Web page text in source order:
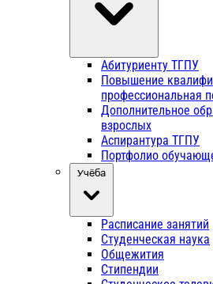
Абитуриенту ТГПУ
Повышение
профессиональная
Дополнительное
взрослых
Аспирантура ТГПУ
Портфолио
Учёба
Расписание занятий
Студенческая наука
Общежития
Стипендии